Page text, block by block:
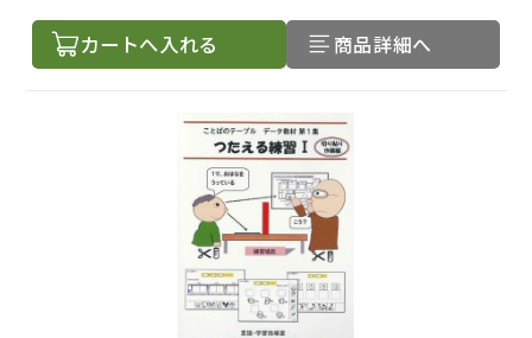
カートへ入れる 商品詳細へ